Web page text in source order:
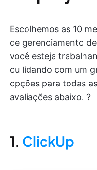
Escolhemos as 10
de gerenciamento
você esteja
ou lidando com um
opções para todas
avaliações abaixo. ?
1. ClickUp